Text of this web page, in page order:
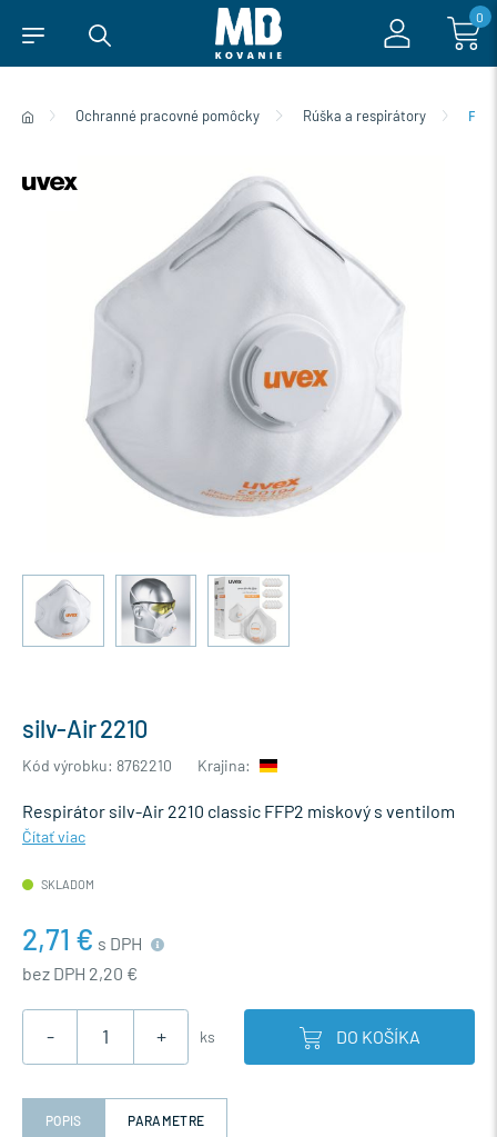
0
Ochranné pracovné pomôcky Rúška a respirátory
silv-Air 2210
Kód výrobku: 8762210 Krajina:
Respirátor silv-Air 2210 classic FFP2 miskový s ventilom
Čítať viac
SKLADOM
2,71 € s DPH
bez DPH 2,20 €
- + ks DO KOŠÍKA
POPIS PARAMETRE